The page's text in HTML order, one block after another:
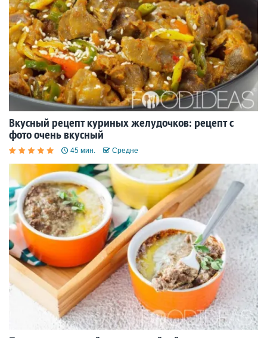
Вкусный рецепт куриных желудочков: рецепт с
фото очень вкусный
45 мин. Средне